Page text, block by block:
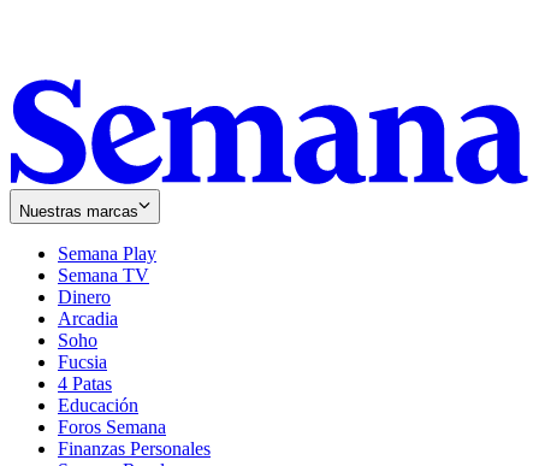
Nuestras marcas
Semana Play
Semana TV
Dinero
Arcadia
Soho
in
new
window
Fucsia
in
new
window
4 Patas
Educación
Foros Semana
Finanzas Personales